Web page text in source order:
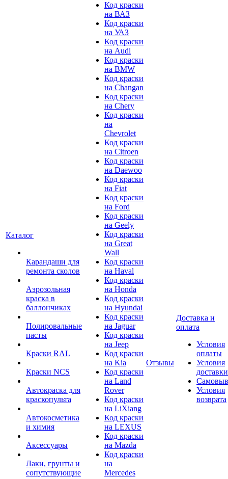
Каталог
Карандаши для
ремонта сколов
Аэрозольная
краска в
баллончиках
Полировальные
пасты
Краски RAL
Краски NCS
Автокраска для
краскопульта
Автокосметика
и химия
Аксессуары
Лаки, грунты и
сопутствующие
Код краски
на ВАЗ
Код краски
на УАЗ
Код краски
на Audi
Код краски
на BMW
Код краски
на Changan
Код краски
на Chery
Код краски
на
Chevrolet
Код краски
на Citroen
Код краски
на Daewoo
Код краски
на Fiat
Код краски
на Ford
Код краски
на Geely
Код краски
на Great
Wall
Код краски
на Haval
Код краски
на Honda
Код краски
на Hyundai
Код краски
на Jaguar
Код краски
на Jeep
Код краски
на Kia
Код краски
на Land
Rover
Код краски
на LiXiang
Код краски
на LEXUS
Код краски
на Mazda
Код краски
на
Mercedes
Отзывы
Доставка и
оплата
Условия
оплаты
Условия
доставки
Условия
возврата